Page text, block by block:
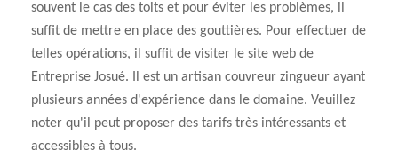
souvent le cas des toits et pour éviter les problèmes, il
suffit de mettre en place des gouttières. Pour effectuer de
telles opérations, il suffit de visiter le site web de
Entreprise Josué. Il est un artisan couvreur zingueur ayant
plusieurs années d'expérience dans le domaine. Veuillez
noter qu'il peut proposer des tarifs très intéressants et
accessibles à tous.